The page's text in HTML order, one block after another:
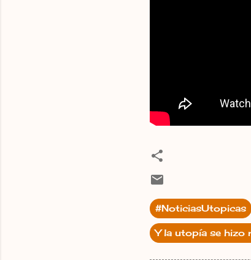
#NoticiasUtopicas
Y la utopía se hizo